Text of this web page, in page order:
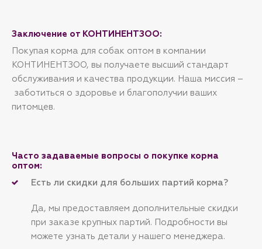
Заключение от КОНТИНЕНТЗОО:
Покупая корма для собак оптом в компании
КОНТИНЕНТЗОО, вы получаете высший стандарт
обслуживания и качества продукции. Наша миссия –
заботиться о здоровье и благополучии ваших
питомцев.
Часто задаваемые вопросы о покупке корма
оптом:
Есть ли скидки для больших партий корма?
Да, мы предоставляем дополнительные скидки
при заказе крупных партий. Подробности вы
можете узнать детали у нашего менеджера.